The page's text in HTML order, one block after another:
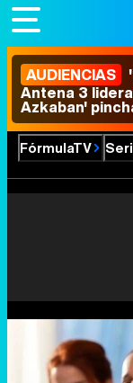
AUDIENCIAS
Antena 3
Azkaban'
FórmulaTV